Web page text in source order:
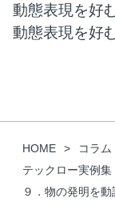
動態表現を好
動態表現を好
HOME コラム
テックロー実例集
９．物の発明を動